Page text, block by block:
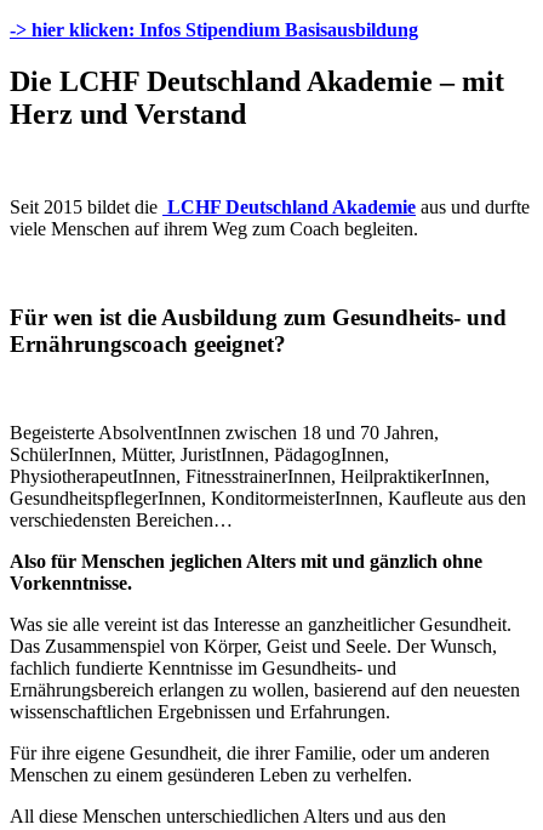
-> hier klicken: Infos Stipendium Basisausbildung
Die LCHF Deutschland Akademie – mit
Herz und Verstand
Seit 2015 bildet die LCHF Deutschland Akademie aus und durfte
viele Menschen auf ihrem Weg zum Coach begleiten.
Für wen ist die Ausbildung zum Gesundheits- und
Ernährungscoach geeignet?
Begeisterte AbsolventInnen zwischen 18 und 70 Jahren,
SchülerInnen, Mütter, JuristInnen, PädagogInnen,
PhysiotherapeutInnen, FitnesstrainerInnen, HeilpraktikerInnen,
GesundheitspflegerInnen, KonditormeisterInnen, Kaufleute aus den
verschiedensten Bereichen…
Also für Menschen jeglichen Alters mit und gänzlich ohne
Vorkenntnisse.
Was sie alle vereint ist das Interesse an ganzheitlicher Gesundheit.
Das Zusammenspiel von Körper, Geist und Seele. Der Wunsch,
fachlich fundierte Kenntnisse im Gesundheits- und
Ernährungsbereich erlangen zu wollen, basierend auf den neuesten
wissenschaftlichen Ergebnissen und Erfahrungen.
Für ihre eigene Gesundheit, die ihrer Familie, oder um anderen
Menschen zu einem gesünderen Leben zu verhelfen.
All diese Menschen unterschiedlichen Alters und aus den